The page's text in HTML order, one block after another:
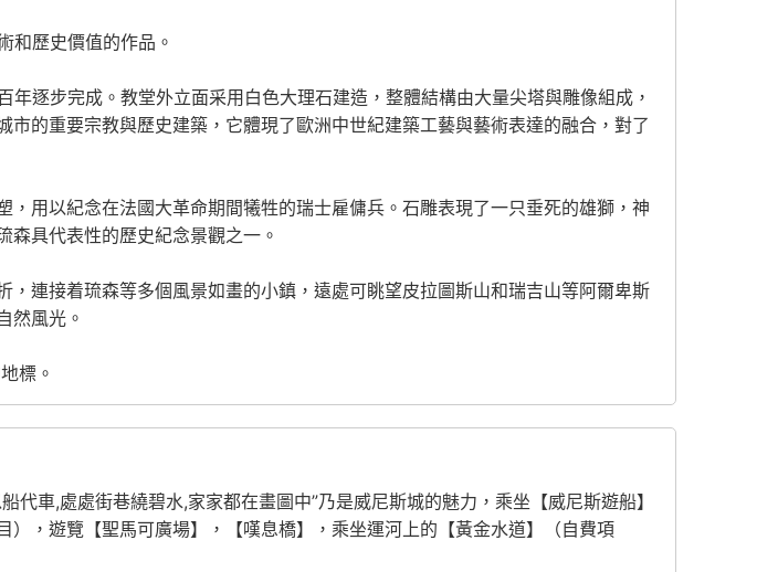
和歷史價值的作品。
逐步完成。教堂外立面采用白色大理石建造，整體結構由大量尖塔與雕像組成，
的重要宗教與歷史建築，它體現了歐洲中世紀建築工藝與藝術表達的融合，對了
用以紀念在法國大革命期間犧牲的瑞士雇傭兵。石雕表現了一只垂死的雄獅，神
具代表性的歷史紀念景觀之一。
連接着琉森等多個風景如畫的小鎮，遠處可眺望皮拉圖斯山和瑞吉山等阿爾卑斯
然風光。
標。
車,處處街巷繞碧水,家家都在畫圖中”乃是威尼斯城的魅力，乘坐【威尼斯遊船】
），遊覽【聖馬可廣場】，【嘆息橋】，乘坐運河上的【黃金水道】（自費項